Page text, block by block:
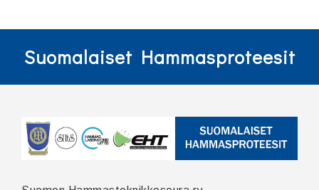
Suomalaiset Hammasproteesit